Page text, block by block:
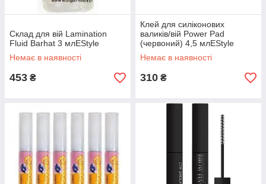
Склад для вій Lamination
Fluid Barhat 3 млEStyle
Немає в наявності
453 ₴
Клей для силіконових
валиків/вій Power Pad
(червоний) 4,5 млEStyle
Немає в наявності
310 ₴